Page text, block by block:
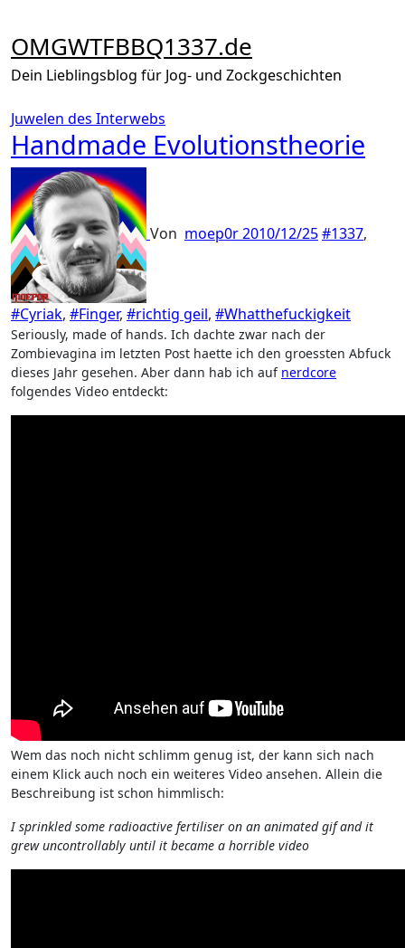
springen
OMGWTFBBQ1337.de
Dein Lieblingsblog für Jog- und Zockgeschichten
Juwelen des Interwebs
Handmade Evolutionstheorie
Von moep0r2010/12/25#1337,
#Cyriak, #Finger, #richtig geil, #Whatthefuckigkeit
Seriously, made of hands. Ich dachte zwar nach der
Zombievagina im letzten Post haette ich den groessten Abfuck
dieses Jahr gesehen. Aber dann hab ich auf nerdcore
folgendes Video entdeckt:
Wem das noch nicht schlimm genug ist, der kann sich nach
einem Klick auch noch ein weiteres Video ansehen. Allein die
Beschreibung ist schon himmlisch:
I sprinkled some radioactive fertiliser on an animated gif and it
grew uncontrollably until it became a horrible video